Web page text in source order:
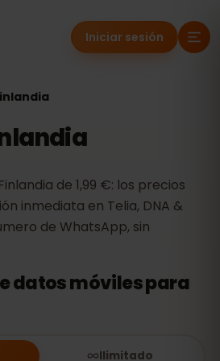
Iniciar sesión
de 1,99 €: los precios
inmediata en Telia, DNA &
de WhatsApp, sin
datos móviles para
Ilimitado